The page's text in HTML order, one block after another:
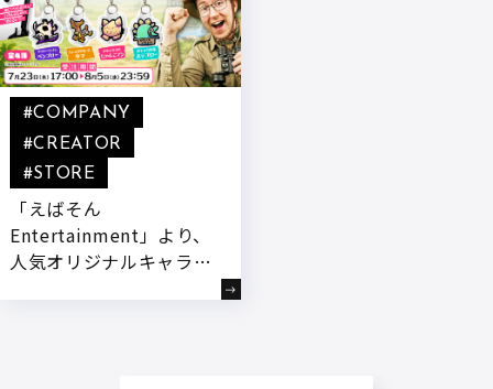
「えばそん
Entertainment」より、
人気オリジナルキャラク
#COMPANY
#CREATOR
#STORE